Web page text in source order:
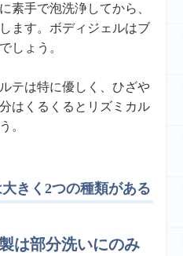
素手で泡洗浄してから、
ます。ボディジェルはブ
しょう。
テは特に優しく、ひざや
はくるくるとリズミカル
。
きく2つの種類がある
は部分洗いにのみ